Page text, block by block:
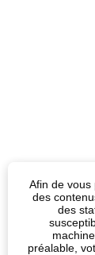
Afin de vous
des
des
préalable,